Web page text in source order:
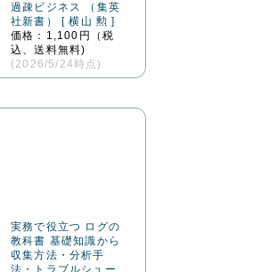
過疎ビジネス （集英
社新書） [ 横山 勲 ]
価格：1,100円（税
込、送料無料)
(2026/5/24時点)
実務で役立つ ログの
教科書 基礎知識から
収集方法・分析手